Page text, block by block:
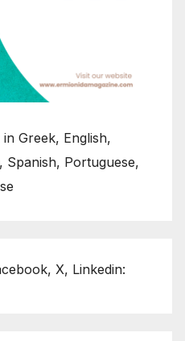
Greek, English,
Spanish, Portuguese,
X, Linkedin: